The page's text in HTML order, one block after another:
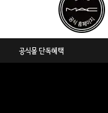
공식몰 단독혜택